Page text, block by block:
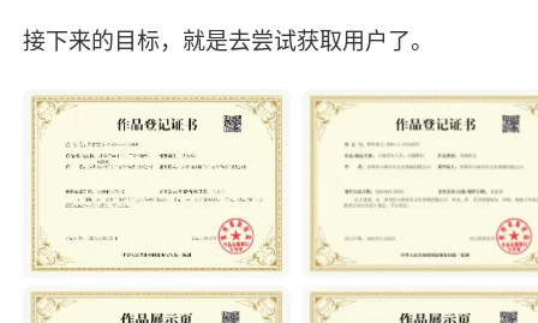
接下来的目标，就是去尝试获取用户了。